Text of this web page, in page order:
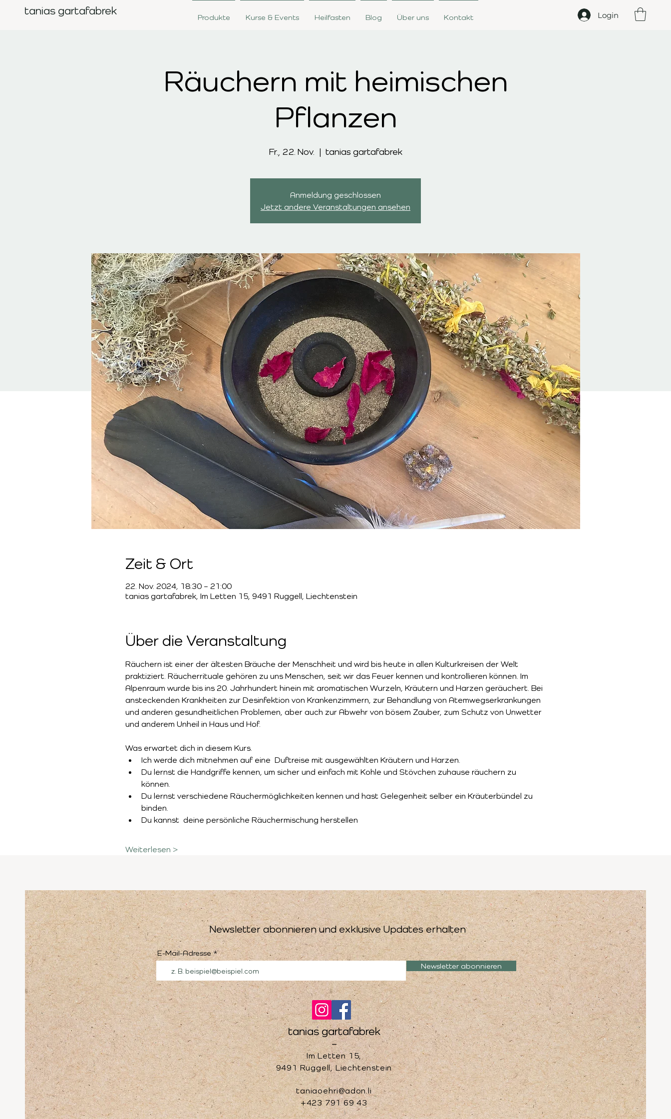
tanias gartafabrek Login
Produkte Kurse & Events Heilfasten Blog Über uns Kontakt
Räuchern mit heimischen
Pflanzen
Fr., 22. Nov.
  |
tanias gartafabrek
Anmeldung geschlossen
Jetzt andere Veranstaltungen ansehen
Zeit & Ort
22. Nov. 2024, 18:30 – 21:00
tanias gartafabrek, Im Letten 15, 9491 Ruggell, Liechtenstein
Über die Veranstaltung
Räuchern ist einer der ältesten Bräuche der Menschheit und wird bis heute in allen Kulturkreisen der Welt
praktiziert. Räucherrituale gehören zu uns Menschen, seit wir das Feuer kennen und kontrollieren können. Im
Alpenraum wurde bis ins 20. Jahrhundert hinein mit aromatischen Wurzeln, Kräutern und Harzen geräuchert. Bei
ansteckenden Krankheiten zur Desinfektion von Krankenzimmern, zur Behandlung von Atemwegserkrankungen
und anderen gesundheitlichen Problemen, aber auch zur Abwehr von bösem Zauber, zum Schutz von Unwetter
und anderem Unheil in Haus und Hof.
Was erwartet dich in diesem Kurs.
Ich werde dich mitnehmen auf eine  Duftreise mit ausgewählten Kräutern und Harzen.
Du lernst die Handgriffe kennen, um sicher und einfach mit Kohle und Stövchen zuhause räuchern zu
können.
Du lernst verschiedene Räuchermöglichkeiten kennen und hast Gelegenheit selber ein Kräuterbündel zu
binden.
Du kannst  deine persönliche Räuchermischung herstellen
Weiterlesen >
Newsletter abonnieren und exklusive Updates erhalten
E-Mail-Adresse
Newsletter abonnieren
tanias gartafabrek
–
Im Letten 15,
9491 Ruggell, Liechtenstein
taniaoehri@adon.li
+423 791 69 43